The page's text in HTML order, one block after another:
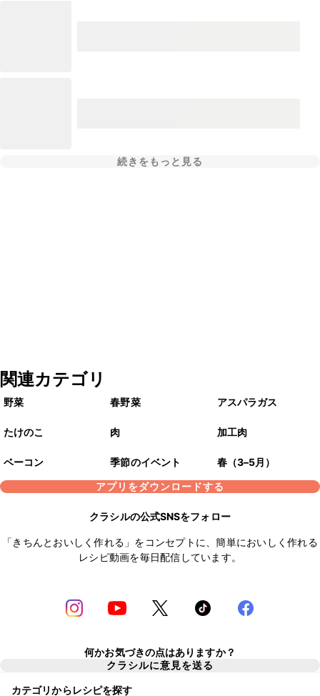
続きをもっと見る
関連カテゴリ
野菜 春野菜 アスパラガス
たけのこ 肉 加工肉
ベーコン 季節のイベント
春（3–5月）
アプリをダウンロードする
クラシルの公式SNSをフォロー
「きちんとおいしく作れる」をコンセプトに、簡単においしく作れる
レシピ動画を毎日配信しています。
何かお気づきの点はありますか？
クラシルに意見を送る
カテゴリからレシピを探す